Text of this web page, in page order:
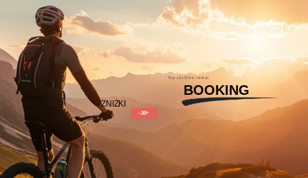
Top ski/bike rental
BOOKING
ZNIŻKI
-30%